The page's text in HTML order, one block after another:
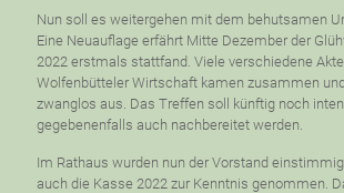
Nun soll es weitergehen mit dem behutsamen
Eine Neuauflage erfährt Mitte Dezember der
2022 erstmals stattfand. Viele verschiedene
Wolfenbütteler Wirtschaft kamen zusammen
zwanglos aus. Das Treffen soll künftig noch
gegebenenfalls auch nachbereitet werden.
Im Rathaus wurden nun der Vorstand
auch die Kasse 2022 zur Kenntnis genommen.